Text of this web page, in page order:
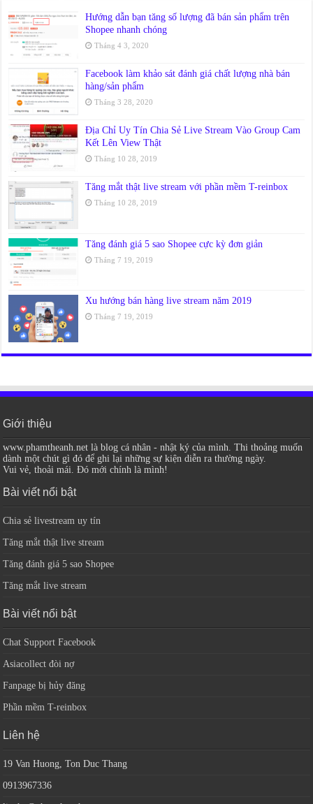
Hướng dẫn bạn tăng số lượng đã bán sản phẩm trên
Shopee nhanh chóng
Tháng 4 3, 2020
Facebook làm khảo sát đánh giá chất lượng nhà bán
hàng/sản phẩm
Tháng 3 28, 2020
Địa Chỉ Uy Tín Chia Sẻ Live Stream Vào Group Cam
Kết Lên View Thật
Tháng 10 28, 2019
Tăng mắt thật live stream với phần mềm T-reinbox
Tháng 10 28, 2019
Tăng đánh giá 5 sao Shopee cực kỳ đơn giản
Tháng 7 19, 2019
Xu hướng bán hàng live stream năm 2019
Tháng 7 19, 2019
Giới thiệu
www.phamtheanh.net là blog cá nhân - nhật ký của mình. Thi thoảng muốn
dành một chút gì đó để ghi lại những sự kiện diễn ra thường ngày.
Vui vẻ, thoải mái. Đó mới chính là mình!
Bài viết nổi bật
Chia sẻ livestream uy tín
Tăng mắt thật live stream
Tăng đánh giá 5 sao Shopee
Tăng mắt live stream
Bài viết nổi bật
Chat Support Facebook
Asiacollect đòi nợ
Fanpage bị hủy đăng
Phần mềm T-reinbox
Liên hệ
19 Van Huong, Ton Duc Thang
0913967336